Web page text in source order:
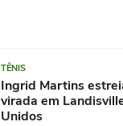
TÊNIS
Ingrid Martins
virada em
Unidos